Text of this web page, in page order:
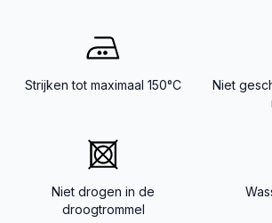
Strijken tot maximaal 150°C
Niet
Niet drogen in de
droogtrommel